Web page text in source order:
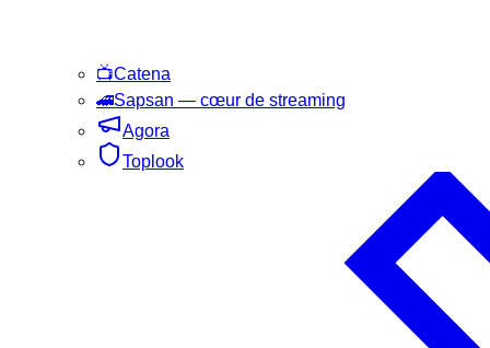
📺Catena
🚄Sapsan — cœur de streaming
Agora
Toplook